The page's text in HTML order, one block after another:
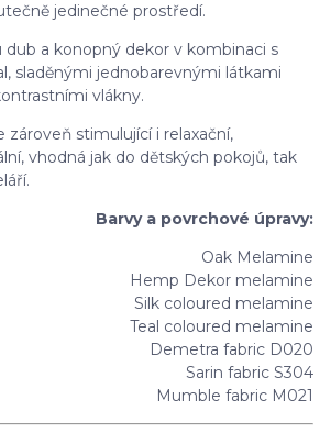
jedinečné prostředí.
dub a konopný dekor v kombinaci s
sladěnými jednobarevnými látkami
vlákny.
zároveň stimulující i relaxační,
vhodná jak do dětských pokojů, tak
Barvy a povrchové úpravy:
Oak Melamine
Hemp Dekor melamine
Silk coloured melamine
Teal coloured melamine
Demetra fabric D020
Sarin fabric S304
Mumble fabric M021